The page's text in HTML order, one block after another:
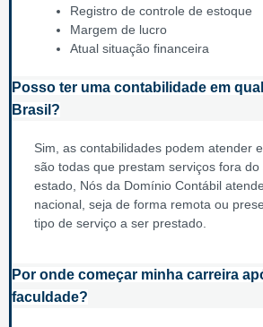
Registro de controle de estoque
Margem de lucro
Atual situação financeira
Posso ter uma contabilidade em
Brasil?
Sim, as contabilidades podem atender
são todas que prestam serviços fora
estado, Nós da Domínio Contábil
nacional, seja de forma remota ou
tipo de serviço a ser prestado.
Por onde começar minha carreira
faculdade?